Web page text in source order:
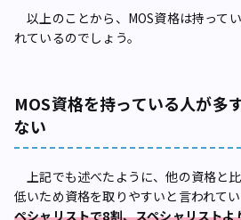
以上のことから、MOS資格は持って
れているのでしょう。
MOS資格を持っている人が多
ない
上記でも述べたように、他の資格と
低いため資格を取りやすいと言われてい
ペシャリストで8割、スペシャリスト